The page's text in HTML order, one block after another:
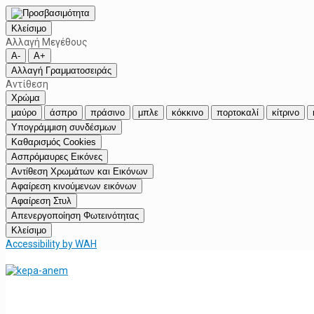
Κλείσιμο
Αλλαγή Μεγέθους
A-
A+
Αλλαγή Γραμματοσειράς
Αντίθεση
Χρώμα
μαύρο
άσπρο πράσινο μπλε κόκκινο πορτοκαλί κίτρινο
Υπογράμμιση συνδέσμων
Καθαρισμός Cookies
Ασπρόμαυρες Εικόνες
Αντίθεση Χρωμάτων και Εικόνων
Αφαίρεση κινούμενων εικόνων
Αφαίρεση Στυλ
Απενεργοποίηση Φωτεινότητας
Κλείσιμο
Accessibility by WAH